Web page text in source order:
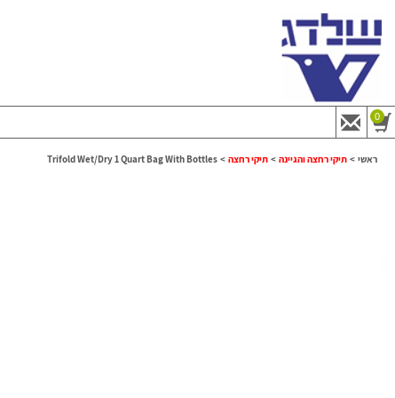
0
ראשי > תיקי רחצה והגיינה > תיקי רחצה >
Trifold Wet/Dry 1 Quart Bag With Bottles